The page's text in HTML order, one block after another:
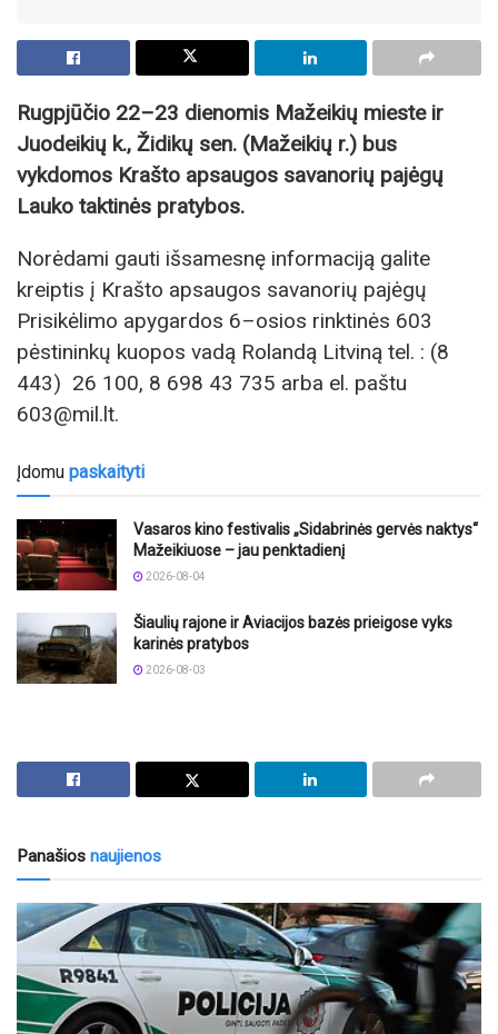
Rugpjūčio 22–23 dienomis Mažeikių mieste ir
Juodeikių k., Židikų sen. (Mažeikių r.) bus
vykdomos Krašto apsaugos savanorių pajėgų
Lauko taktinės pratybos.
Norėdami gauti išsamesnę informaciją galite
kreiptis į Krašto apsaugos savanorių pajėgų
Prisikėlimo apygardos 6–osios rinktinės 603
pėstininkų kuopos vadą Rolandą Litviną tel. : (8
443) 26 100, 8 698 43 735 arba el. paštu
603@mil.lt.
Įdomu paskaityti
Vasaros kino festivalis „Sidabrinės gervės naktys“
Mažeikiuose – jau penktadienį
2026-08-04
Šiaulių rajone ir Aviacijos bazės prieigose vyks
karinės pratybos
2026-08-03
Panašios naujienos